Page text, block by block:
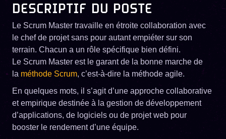
DESCRIPTIF DU POSTE
Le Scrum Master travaille en étroite collaboration avec
le chef de projet sans pour autant empiéter sur son
terrain. Chacun a un rôle spécifique bien défini.
Le Scrum Master est le garant de la bonne marche de
la méthode Scrum, c’est-à-dire la méthode agile.
En quelques mots, il s’agit d’une approche collaborative
et empirique destinée à la gestion de développement
d’applications, de logiciels ou de projet web pour
booster le rendement d’une équipe.